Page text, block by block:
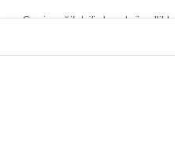
Geniş, eğilebilir bıçak
olarak yerleştirilmiştir, bu da